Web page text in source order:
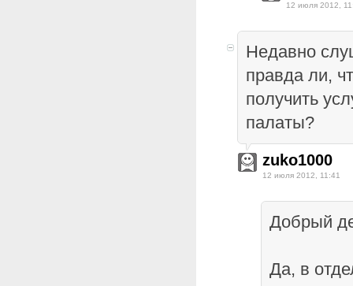
12 июля 2012,
Недавно
правда ли,
получить
палаты?
zuko1000
12 июля 2012, 11:41
Добрый
Да, в